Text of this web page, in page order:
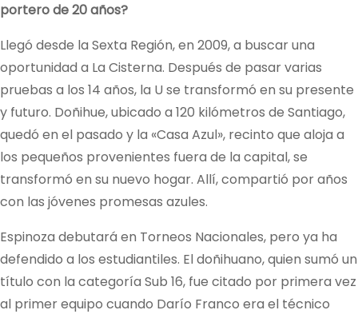
portero de 20 años?
Llegó desde la Sexta Región, en 2009, a buscar una
oportunidad a La Cisterna. Después de pasar varias
pruebas a los 14 años, la U se transformó en su presente
y futuro. Doñihue, ubicado a 120 kilómetros de Santiago,
quedó en el pasado y la «Casa Azul», recinto que aloja a
los pequeños provenientes fuera de la capital, se
transformó en su nuevo hogar. Allí, compartió por años
con las jóvenes promesas azules.
Espinoza debutará en Torneos Nacionales, pero ya ha
defendido a los estudiantiles. El doñihuano, quien sumó un
título con la categoría Sub 16, fue citado por primera vez
al primer equipo cuando Darío Franco era el técnico